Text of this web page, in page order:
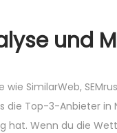
und
wie SimilarWeb,
die Top-3-Anbieter in
hat. Wenn du die